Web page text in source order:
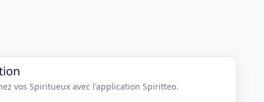
vos Spiritueux avec l'application Spiritteo.